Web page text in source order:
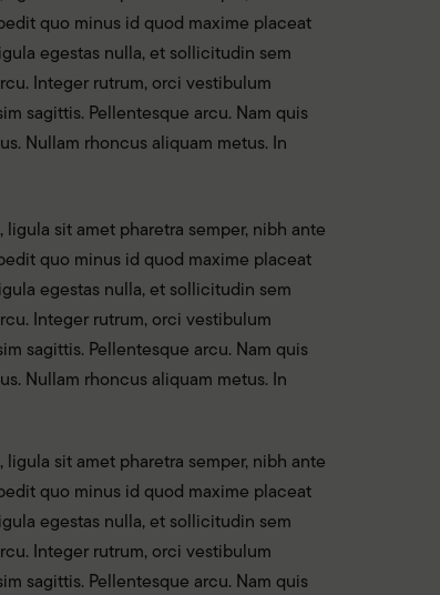
quo minus id quod maxime placeat
egestas nulla, et sollicitudin sem
Integer rutrum, orci vestibulum
sagittis. Pellentesque arcu. Nam quis
Nullam rhoncus aliquam metus. In
sit amet pharetra semper, nibh ante
quo minus id quod maxime placeat
egestas nulla, et sollicitudin sem
Integer rutrum, orci vestibulum
sagittis. Pellentesque arcu. Nam quis
Nullam rhoncus aliquam metus. In
sit amet pharetra semper, nibh ante
quo minus id quod maxime placeat
egestas nulla, et sollicitudin sem
Integer rutrum, orci vestibulum
sagittis. Pellentesque arcu. Nam quis